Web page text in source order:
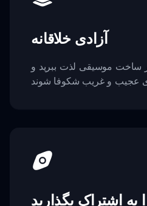
آزادی خلاقانه
ساخت موسیقی لذت ببرید و
به اشتراک بگذارید